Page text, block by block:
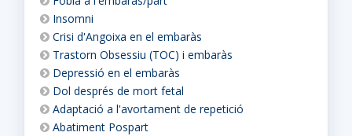
Insomni
Crisi d'Angoixa en el embaràs
Trastorn Obsessiu (TOC) i embaràs
Depressió en el embaràs
Dol després de mort fetal
Adaptació a l'avortament de repetició
Abatiment Pospart